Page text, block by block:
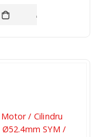
ADAUGĂ ÎN COȘ